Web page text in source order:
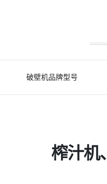
破壁机品牌型号
榨汁机